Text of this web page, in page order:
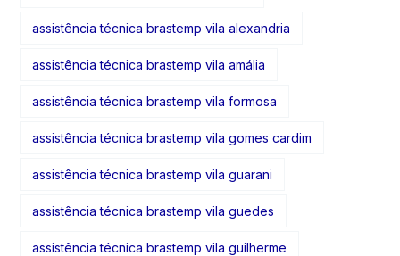
assistência técnica brastemp vila alexandria
assistência técnica brastemp vila amália
assistência técnica brastemp vila formosa
assistência técnica brastemp vila gomes cardim
assistência técnica brastemp vila guarani
assistência técnica brastemp vila guedes
assistência técnica brastemp vila guilherme